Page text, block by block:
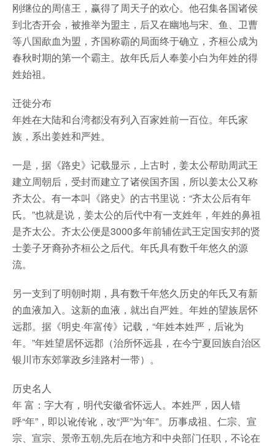
刚继位的周僖王，赢得了周天子的欢心。他召集各国诸侯
到北杏开会，被推举为盟主，后又在幽地与宋、鱼、卫曹
等八国歃血为盟，齐国称霸的局面终于确立，齐桓公成为
春秋时期的第一个霸主。故年氏后人奉姜小白为年姓的得
姓始祖。
迁徙分布
年姓在大陆和台湾都没有列入百家姓前一百位。年氏家
族，系出姜姓和严姓。
一是，据《路史》记载显示，上古时，姜太公帮助周武王
建立周朝后，受封而建立了诸侯国齐国，所以姜太公又称
齐太公。有一本叫《路史》的古书里说：“齐太公后有年
氏。”也就是说，姜太公的后代中有一支姓年，年姓的鼻祖
是齐太公。齐太公便是3000多年前辅佐武王定国安邦的贤
士姜子牙裔孙齐桓公之后代。年氏具有数千年悠久的源
流。
另一支到了明朝时期，具有数千年悠久历史的年氏又有新
的血液加入。这新的血液，就出自严姓。年姓的望族居怀
远郡。据《明史·年富传》记载，“年姓本姓严，后讹为
年。”年姓望居怀远郡（治所怀远县，在今宁夏回族自治区
银川市东郊掌政乡洼路村一带）。
历史名人
年 富：字大有，明代安徽省怀远人。本姓严，因人错
呼“年”，即以讹传讹，改“严”为“年”。历事成祖、仁宗、宣
宗、宣宗、景帝五朝,先后在地方和中央部门任职，不论在